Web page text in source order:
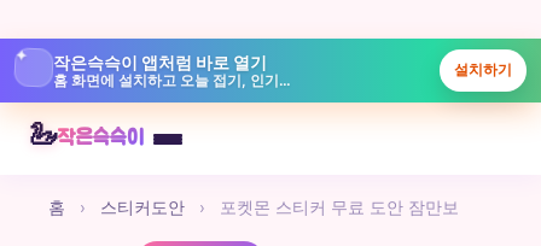
✦ 작은슥슥이 앱처럼 바로 열기
홈 화면에 설치하고 오늘 접기, 인기글, 놀이터를 빠르게 보실 수 있습니다.
설치하기
🦢작은슥슥이
홈 › 스티커도안 › 포켓몬 스티커 무료 도안 잠만보